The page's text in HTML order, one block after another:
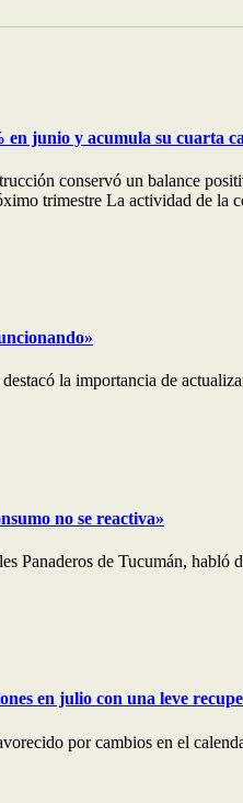
junio y acumula su cuarta
conservó un balance
trimestre La actividad de la
la importancia de
no se reactiva»
Panaderos de Tucumán, habló
en julio con una leve
por cambios en el